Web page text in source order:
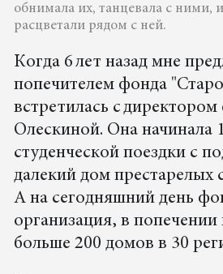
обнимала их, танцевала с ними,
расцветали рядом с ней.
Когда 6 лет назад мне
попечителем фонда
встретилась с
Олескиной. Она начинала
студенческой поездки с
далекий дом престарелых
А на сегодняшний день
организация, в попечении
больше 200 домов в 30